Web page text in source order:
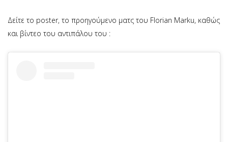
Δείτε το poster, το προηγούμενο ματς του Florian Marku, καθώς
και βίντεο του αντιπάλου του :